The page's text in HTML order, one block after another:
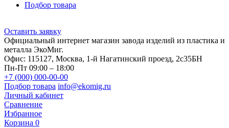
Подбор товара
Оставить заявку
Официальный интернет магазин завода изделий из пластика и
металла ЭкоМиг.
Офис: 115127, Москва, 1-й Нагатинский проезд, 2с35БН
Пн-Пт 09:00 – 18:00
+7 (000) 000-00-00
Подбор товара info@ekomig.ru
Личный кабинет
Сравнение
Избранное
Корзина 0